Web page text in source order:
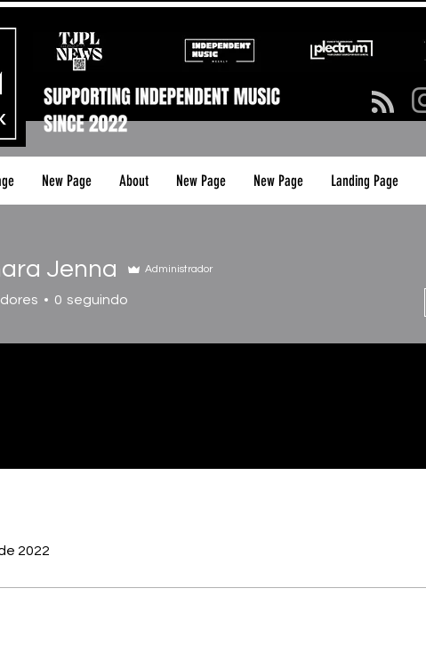
New Page About New Page New Page Landing Page
2022
Jenna Administrador
0 seguindo